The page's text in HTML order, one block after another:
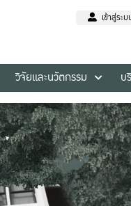
เข้าสู่ระ
วิจัยและนวัตกรรม บ